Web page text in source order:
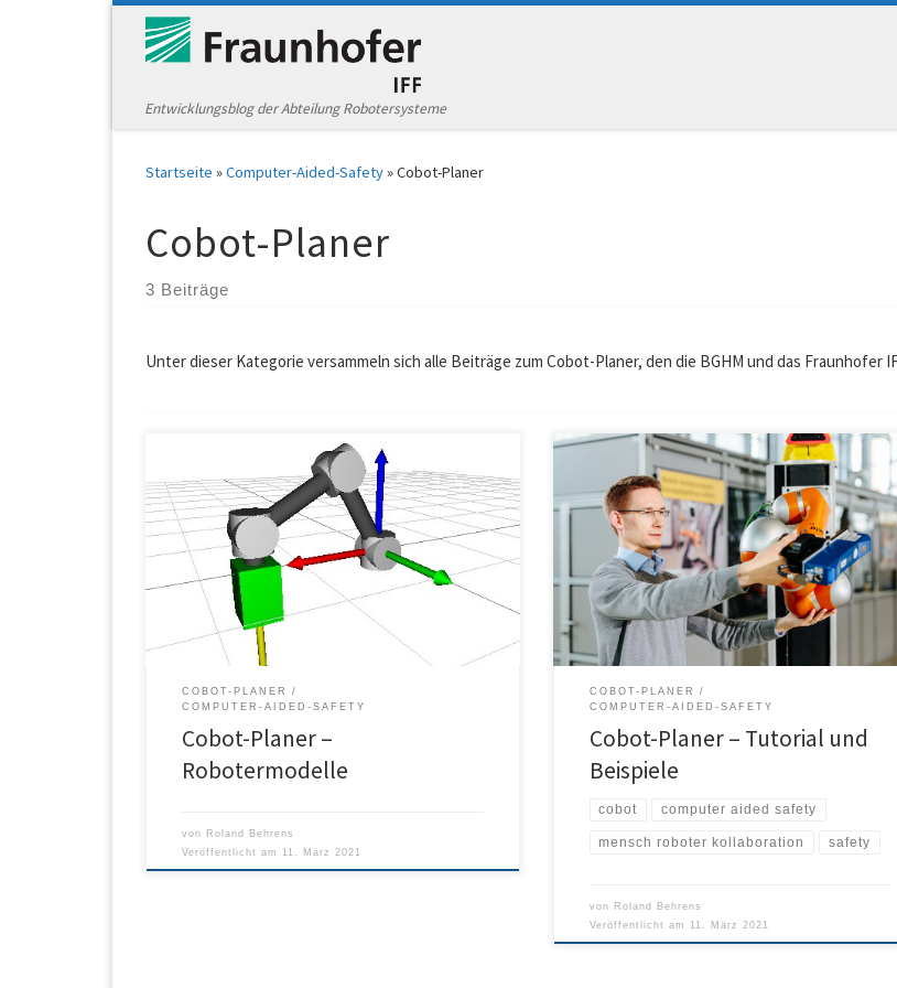
Zum Inhalt springen
Entwicklungsblog der Abteilung Robotersysteme
Startseite »Computer-Aided-Safety»Cobot-Planer
Cobot-Planer
3 Beiträge
Unter dieser Kategorie versammeln sich alle Beiträge zum Cobot-Planer, den die BGHM und das
Finden Sie hier kostenfreie Robotermodelle, die Sie
direkt im Cobot-Planer verwenden können.
COBOT-PLANER
COMPUTER-AIDED-SAFETY
Cobot-Planer –
Robotermodelle
von Roland Behrens
Veröffentlicht am
11. März 2021
Unser Video-Tutorial zeigt Ihnen, wie Sie den
Planer bedienen und wir er funktioniert. Außerdem
finden Sie hier spannende Beispiele, die wir auf
Ihrem Wunsch gerne ausbauen.
COBOT-PLANER
COMPUTER-AIDED-SAFETY
Cobot-Planer – Tutorial und
Beispiele
cobot computer aided safety
mensch roboter kollaboration safety
von Roland Behrens
Veröffentlicht am
11. März 2021